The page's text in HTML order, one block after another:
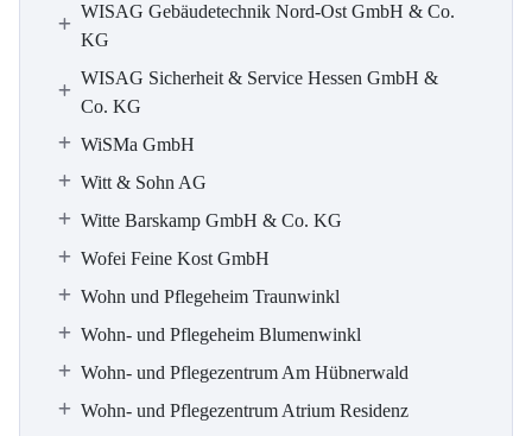
WISAG Gebäudetechnik Nord-Ost GmbH & Co.
KG
WISAG Sicherheit & Service Hessen GmbH &
Co. KG
WiSMa GmbH
Witt & Sohn AG
Witte Barskamp GmbH & Co. KG
Wofei Feine Kost GmbH
Wohn und Pflegeheim Traunwinkl
Wohn- und Pflegeheim Blumenwinkl
Wohn- und Pflegezentrum Am Hübnerwald
Wohn- und Pflegezentrum Atrium Residenz